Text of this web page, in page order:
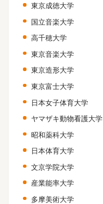
東京成徳大学
国立音楽大学
高千穂大学
東京音楽大学
東京造形大学
東京富士大学
日本女子体育大学
ヤマザキ動物看護大学
昭和薬科大学
日本体育大学
文京学院大学
産業能率大学
多摩美術大学